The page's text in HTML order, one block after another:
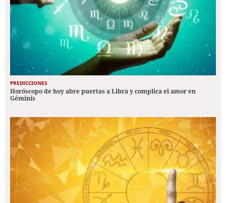
PREDICCIONES
Horóscopo de hoy abre puertas a Libra y complica el amor en
Géminis